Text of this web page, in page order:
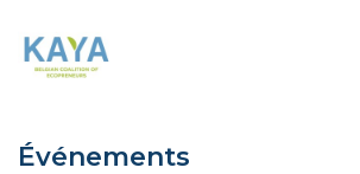
Événements